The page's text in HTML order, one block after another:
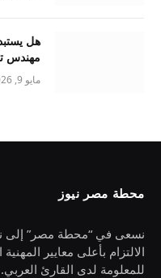
هل
مهندس
مايو 9, 2026
محطة مصر نيوز
نسعى في “محطة مصر” إلى
الالتزام بأعلى معايير
للمعلومة لدى القارئ العربي.